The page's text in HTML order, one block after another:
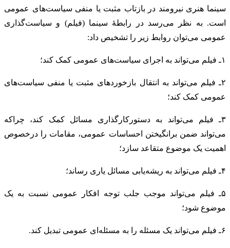
سینما هنری نیرومند در بازتاب مثبت یا منفی سیاست‌های عمومی
است. به نظر می‌رسد در رابطۀ سینما (فیلم) و سیاست‌گذاری
عمومی می‌توان روابط زیر را تشخیص داد:
۱ـ فیلم می‌تواند به اجرای سیاست‌های عمومی کمک کند؛
۲ـ فیلم می‌تواند به انتقال بازخوردهای مثبت یا منفی سیاست‌های
عمومی کمک کند؛
۳ـ فیلم می‌تواند به دستورکارگذاری مسائل کمک کند، چراکه
می‌تواند ضمن برانگیختن احساسات عمومی، مقامات را درخصوص
اهمیت یک موضوع متقاعد سازد؛
۴ـ فیلم می‌تواند به ریشه‌یابی مسائل یاری رساند؛
۵ـ فیلم می‌تواند موجب جلب توجه افکار عمومی نسبت به یک
موضوع شود؛
۶ـ فیلم می‌تواند یک مسئله را به مسئله‌ای عمومی تبدیل کند.